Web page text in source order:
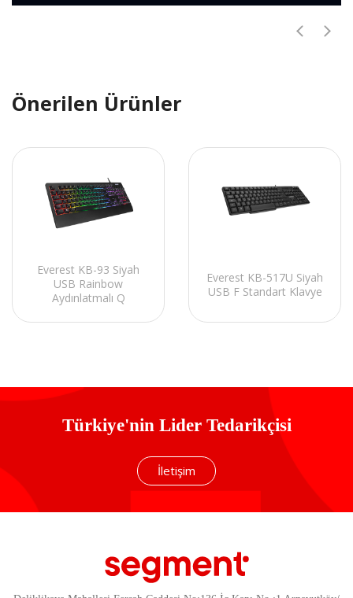
Önerilen Ürünler
Everest KB-93 Siyah
USB Rainbow
Aydınlatmalı Q
Everest KB-517U Siyah
USB F Standart Klavye
Türkiye'nin Lider Tedarikçisi
İletişim